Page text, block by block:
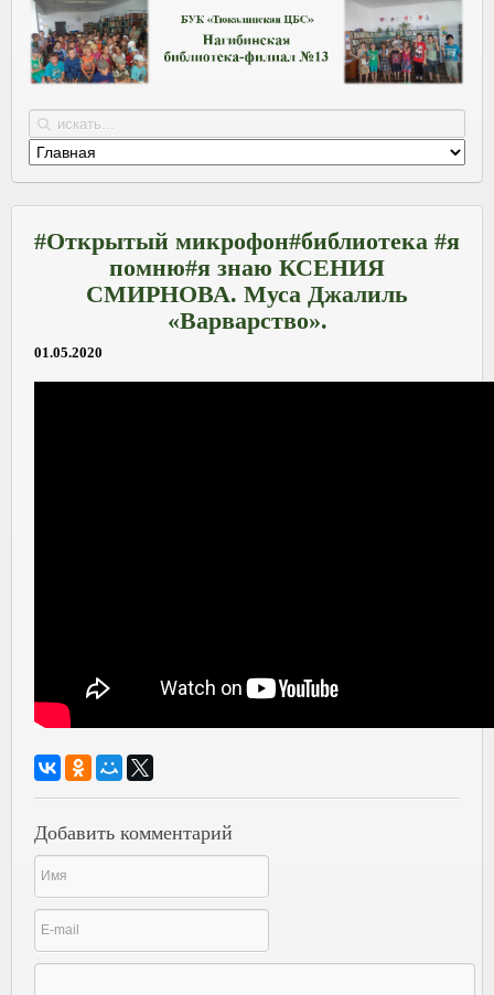
#Открытый микрофон#библиотека #я
помню#я знаю КСЕНИЯ
СМИРНОВА. Муса Джалиль
«Варварство».
01.05.2020
Добавить комментарий